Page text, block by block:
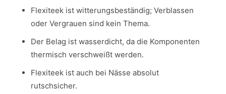
Flexiteek ist witterungsbeständig; Verblassen
oder Vergrauen sind kein Thema.
Der Belag ist wasserdicht, da die Komponenten
thermisch verschweißt werden.
Flexiteek ist auch bei Nässe absolut
rutschsicher.